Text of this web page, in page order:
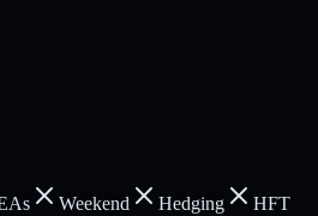
Weekend Hedging
HFT